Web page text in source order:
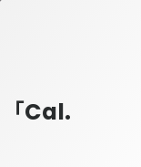
「Cal.